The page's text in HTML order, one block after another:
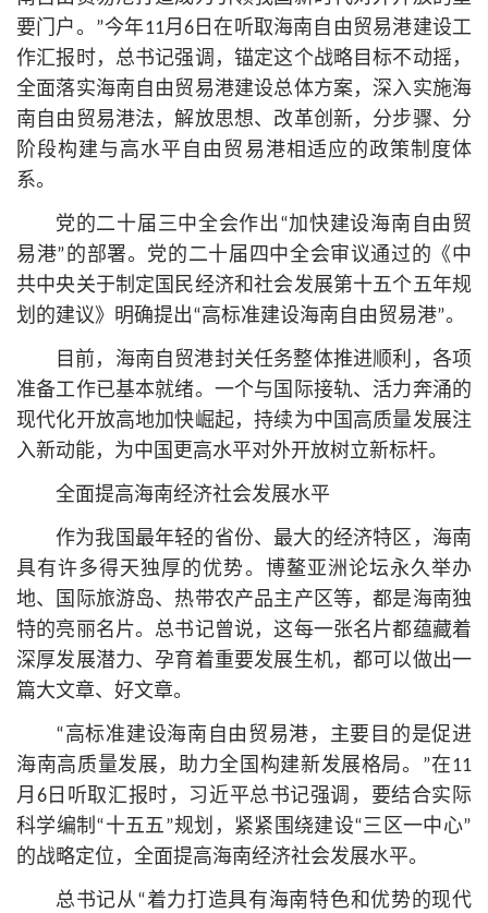
要门户。”今年11月6日在听取海南自由贸易港建设工
作汇报时， 总书记强调，锚定这个战略目标不动摇，
全面落实海南自由贸易港建设总体方案，深入实施海
南自由贸易港法，解放思想、改革创新，分步骤、分
阶段构建与高水平自由贸易港相适应的政策制度体
系。
党的二十届三中全会作出“加快建设海南自由贸
易港”的部署。党的二十届四中全会审议通过的《中
共中央关于制定国民经济和社会发展第十五个五年规
划的建议》明确提出“高标准建设海南自由贸易港”。
目前，海南自贸港封关任务整体推进顺利，各项
准备工作已基本就绪。一个与国际接轨、活力奔涌的
现代化开放高地加快崛起，持续为中国高质量发展注
入新动能，为中国更高水平对外开放树立新标杆。
全面提高海南经济社会发展水平
作为我国最年轻的省份、最大的经济特区，海南
具有许多得天独厚的优势。博鳌亚洲论坛永久举办
地、国际旅游岛、热带农产品主产区等，都是海南独
特的亮丽名片。 总书记曾说，这每一张名片都蕴藏着
深厚发展潜力、孕育着重要发展生机，都可以做出一
篇大文章、好文章。
“高标准建设海南自由贸易港，主要目的是促进
海南高质量发展，助力全国构建新发展格局。”在11
月6日听取汇报时，习 近平总书记强调，要结合实际
科学编制“十五五”规划，紧紧围绕建设“三区一中心”
的战略定位，全面提高海南经济社会发展水平。
总书记从“着力打造具有海南特色和优势的现代